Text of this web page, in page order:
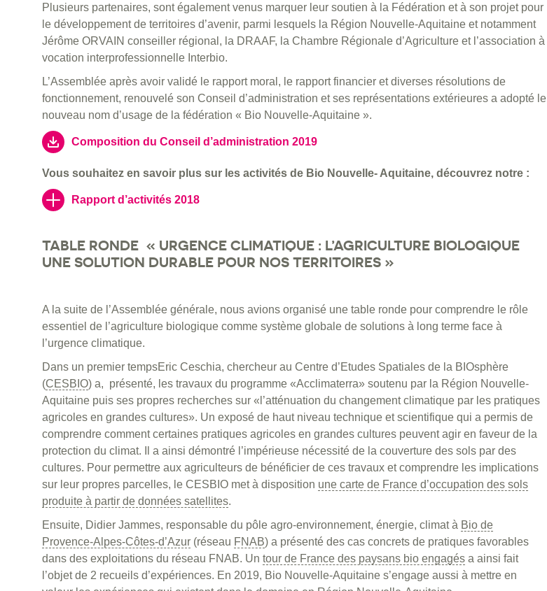
Plusieurs partenaires, sont également venus marquer leur soutien à la Fédération et à son projet pour
le développement de territoires d’avenir, parmi lesquels la Région Nouvelle-Aquitaine et notamment
Jérôme ORVAIN conseiller régional, la DRAAF, la Chambre Régionale d’Agriculture et l’association à
vocation interprofessionnelle Interbio.
L’Assemblée après avoir validé le rapport moral, le rapport financier et diverses résolutions de
fonctionnement, renouvelé son Conseil d’administration et ses représentations extérieures a adopté le
nouveau nom d’usage de la fédération « Bio Nouvelle-Aquitaine ».
Composition du Conseil d’administration 2019
Vous souhaitez en savoir plus sur les activités de Bio Nouvelle- Aquitaine, découvrez notre :
Rapport d’activités 2018
TABLE RONDE « URGENCE CLIMATIQUE : L’AGRICULTURE BIOLOGIQUE
UNE SOLUTION DURABLE POUR NOS TERRITOIRES »
A la suite de l’Assemblée générale, nous avions organisé une table ronde pour comprendre le rôle
essentiel de l’agriculture biologique comme système globale de solutions à long terme face à
l’urgence climatique.
Dans un premier tempsEric Ceschia, chercheur au Centre d’Etudes Spatiales de la BIOsphère
(CESBIO) a, présenté, les travaux du programme «Acclimaterra» soutenu par la Région Nouvelle-
Aquitaine puis ses propres recherches sur «l’atténuation du changement climatique par les pratiques
agricoles en grandes cultures». Un exposé de haut niveau technique et scientifique qui a permis de
comprendre comment certaines pratiques agricoles en grandes cultures peuvent agir en faveur de la
protection du climat. Il a ainsi démontré l’impérieuse nécessité de la couverture des sols par des
cultures. Pour permettre aux agriculteurs de bénéficier de ces travaux et comprendre les implications
sur leur propres parcelles, le CESBIO met à disposition une carte de France d’occupation des sols
produite à partir de données satellites.
Ensuite, Didier Jammes, responsable du pôle agro-environnement, énergie, climat à Bio de
Provence-Alpes-Côtes-d’Azur (réseau FNAB) a présenté des cas concrets de pratiques favorables
dans des exploitations du réseau FNAB. Un tour de France des paysans bio engagés a ainsi fait
l’objet de 2 recueils d’expériences. En 2019, Bio Nouvelle-Aquitaine s’engage aussi à mettre en